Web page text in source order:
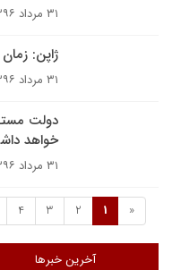
۳۱ مرداد ۱۳۹۶
ژاپن:
۳۱ مرداد ۱۳۹۶
دولت
خواهد
۳۱ مرداد ۱۳۹۶
«
1
2
3
4
آخرین خبرها